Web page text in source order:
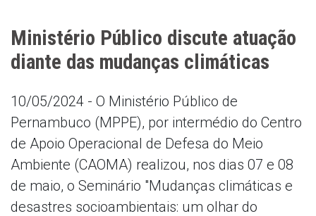
Ministério Público discute atuação
diante das mudanças climáticas
10/05/2024 - O Ministério Público de
Pernambuco (MPPE), por intermédio do Centro
de Apoio Operacional de Defesa do Meio
Ambiente (CAOMA) realizou, nos dias 07 e 08
de maio, o Seminário "Mudanças climáticas e
desastres socioambientais: um olhar do